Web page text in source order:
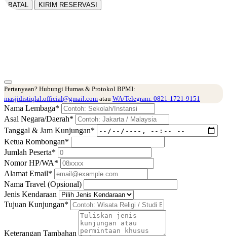
BATAL KIRIM RESERVASI
Pertanyaan? Hubungi Humas & Protokol BPMI:
masjidistiqlal.official@gmail.com atau WA/Telegram: 0821-1721-9151
Nama Lembaga*
Asal Negara/Daerah*
Tanggal & Jam Kunjungan*
Ketua Rombongan*
Jumlah Peserta*
Nomor HP/WA*
Alamat Email*
Nama Travel (Opsional)
Jenis Kendaraan
Tujuan Kunjungan*
Keterangan Tambahan